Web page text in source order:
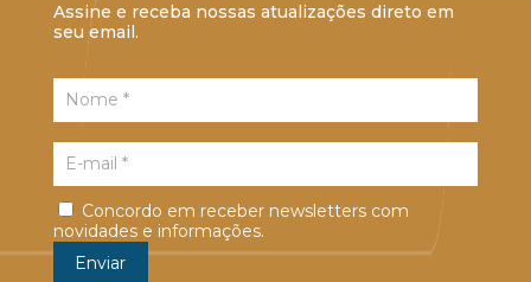
Assine e receba nossas atualizações direto em
seu email.
Concordo em receber newsletters com
novidades e informações.